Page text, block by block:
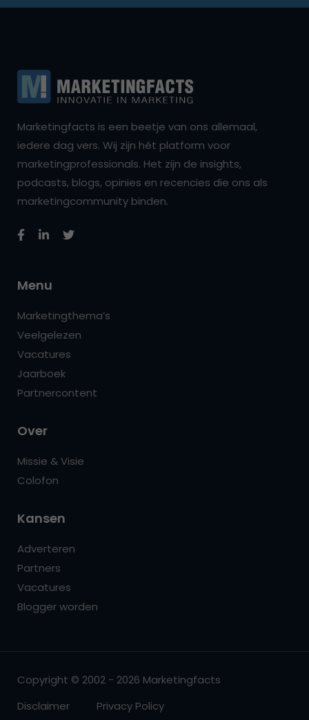
Marketingfacts is een beetje van ons allemaal,
iedere dag vers. Wij zijn hét platform voor
marketingprofessionals. Het zijn de insights,
podcasts, blogs, opinies en recencies die ons als
marketingcommunity binden.
Menu
Marketingthema’s
Veelgelezen
Vacatures
Jaarboek
Partnercontent
Over
Missie & Visie
Colofon
Kansen
Adverteren
Partners
Vacatures
Blogger worden
Copyright © 2002 - 2026 Marketingfacts
Disclaimer
Privacy Policy